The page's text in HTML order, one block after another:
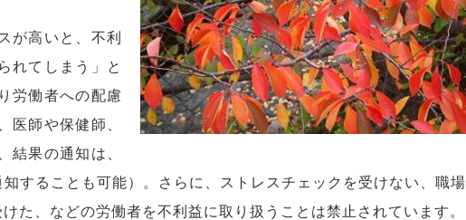
が高いと、不利
れてしまう」と
労働者への配慮
医師や保健師、
結果の通知は、
することも可能）。さらに、ストレスチェックを受けない、職場
た、などの労働者を不利益に取り扱うことは禁止されています。